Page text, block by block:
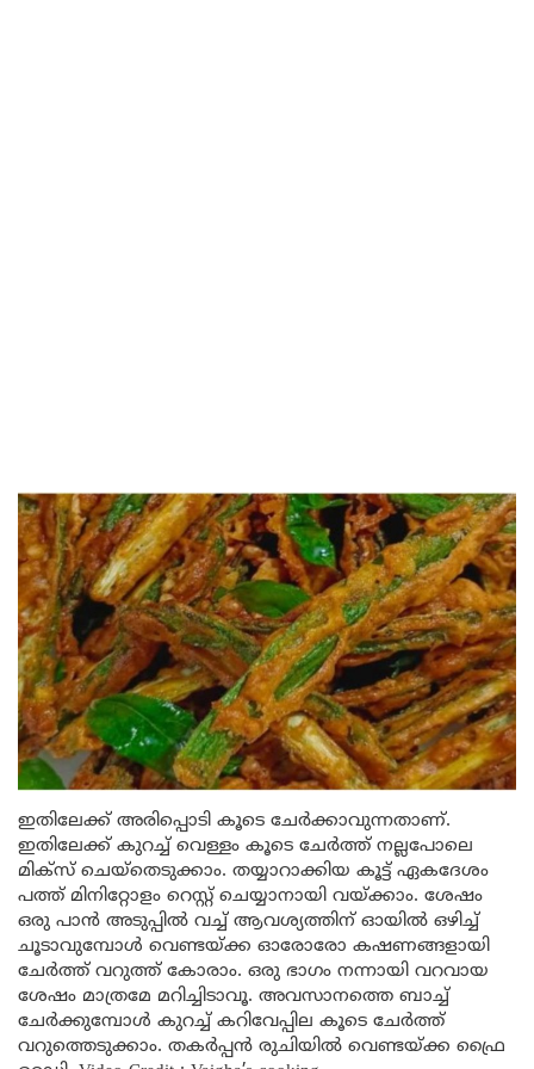
ഇതിലേക്ക് അരിപ്പൊടി കൂടെ ചേർക്കാവുന്നതാണ്.
ഇതിലേക്ക് കുറച്ച് വെള്ളം കൂടെ ചേർത്ത് നല്ലപോലെ
മിക്സ് ചെയ്തെടുക്കാം. തയ്യാറാക്കിയ കൂട്ട് ഏകദേശം
പത്ത് മിനിറ്റോളം റെസ്റ്റ് ചെയ്യാനായി വയ്ക്കാം. ശേഷം
ഒരു പാൻ അടുപ്പിൽ വച്ച് ആവശ്യത്തിന് ഓയിൽ ഒഴിച്ച്‌
ചൂടാവുമ്പോൾ വെണ്ടയ്ക്ക ഓരോരോ കഷണങ്ങളായി
ചേർത്ത് വറുത്ത് കോരാം. ഒരു ഭാഗം നന്നായി വറവായ
ശേഷം മാത്രമേ മറിച്ചിടാവൂ. അവസാനത്തെ ബാച്ച്
ചേർക്കുമ്പോൾ കുറച്ച് കറിവേപ്പില കൂടെ ചേർത്ത്
വറുത്തെടുക്കാം. തകർപ്പൻ രുചിയിൽ വെണ്ടയ്ക്ക ഫ്രൈ